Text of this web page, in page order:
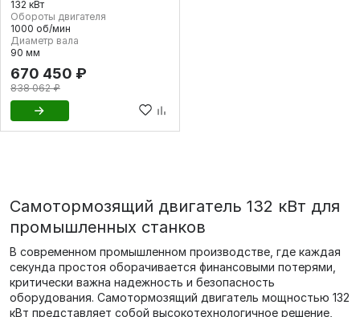
132 кВт
Обороты двигателя
1000 об/мин
Диаметр вала
90 мм
670 450 ₽
838 062 ₽
Самотормозящий двигатель 132 кВт для
промышленных станков
В современном промышленном производстве, где каждая
секунда простоя оборачивается финансовыми потерями,
критически важна надежность и безопасность
оборудования. Самотормозящий двигатель мощностью 132
кВт представляет собой высокотехнологичное решение,